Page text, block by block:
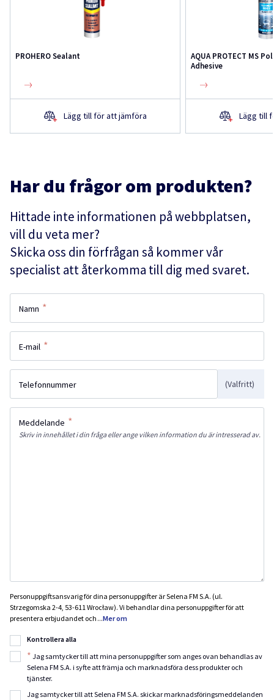
PROHERO Sealant
Lägg till för att jämföra
AQUA PROTECT MS
Adhesive
Lägg till
Har du frågor om produkten?
Hittade inte informationen på webbplatsen,
vill du veta mer?
Skicka oss din förfrågan så kommer vår
specialist att återkomma till dig med svaret.
Namn *
E-mail *
Telefonnummer (Valfritt)
Meddelande *
Skriv in innehållet i din fråga eller ange vilken information du är intresserad av.
Personuppgiftsansvarig för dina personuppgifter är Selena FM S.A. (ul.
Strzegomska 2-4, 53-611 Wrocław). Vi behandlar dina personuppgifter för att
presentera erbjudandet och ...Mer om
Kontrollera alla
* Jag samtycker till att mina personuppgifter som anges ovan behandlas av
Selena FM S.A. i syfte att främja och marknadsföra dess produkter och
tjänster.
Jag samtycker till att Selena FM S.A. skickar marknadsföringsmeddelanden